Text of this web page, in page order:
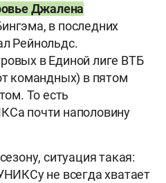
Джалена
в последних
Рейнольдс.
в Единой лиге ВТБ
командных) в пятом
То есть
почти наполовину
ситуация такая:
не всегда хватает